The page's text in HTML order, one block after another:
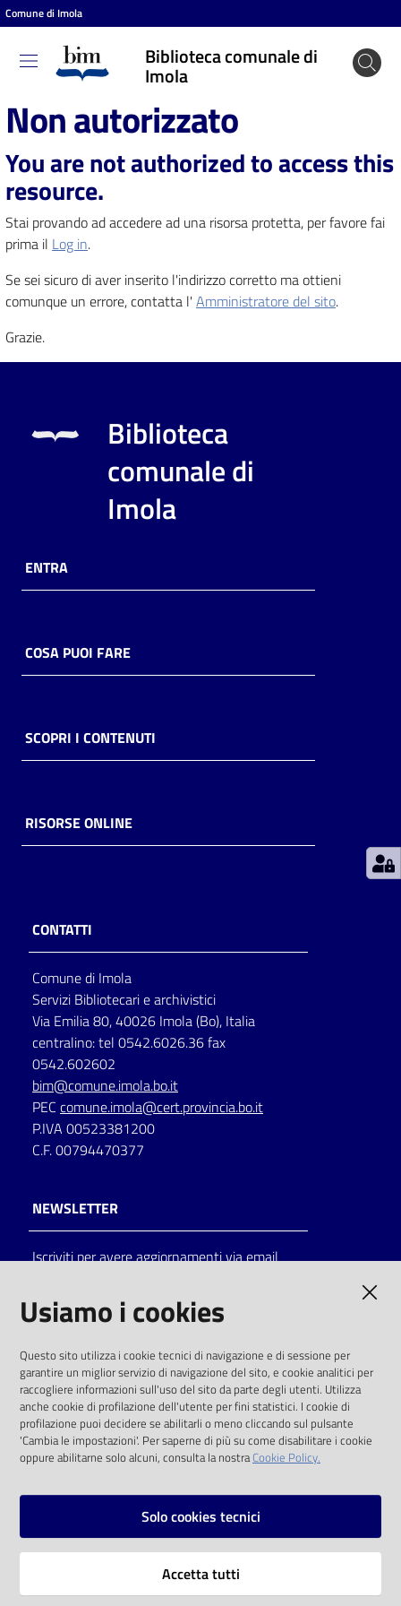
Vai al contenuto
Vai alla navigazione
Vai al footer
Comune di Imola
Biblioteca comunale di
Imola
Biblioteca
comunale
di Imola
Entra
Cosa
puoi
fare
contenuti
Casa
Piani
Archivio
storico
Patto
Seguici
su
Catalogo
on line
Eventi
Chiedi al
bibliotecario
Avvisi
Orari
Non autorizzato
You are not authorized to access this
resource.
Stai provando ad accedere ad una risorsa protetta, per favore fai
prima il Log in.
Se sei sicuro di aver inserito l'indirizzo corretto ma ottieni
comunque un errore, contatta l' Amministratore del sito.
Grazie.
Biblioteca
comunale di
Imola
ENTRA
COSA PUOI FARE
SCOPRI I CONTENUTI
RISORSE ONLINE
CONTATTI
Comune di Imola
Servizi Bibliotecari e archivistici
Via Emilia 80, 40026 Imola (Bo), Italia
centralino: tel 0542.6026.36 fax
0542.602602
bim@comune.imola.bo.it
PEC comune.imola@cert.provincia.bo.it
P.IVA 00523381200
C.F. 00794470377
NEWSLETTER
Iscriviti per avere aggiornamenti via email
solo alle condizioni previste dalla direttiva
comunitaria 2003/98/CE e dal d.lgs. 36/2006
SOCIAL
Instagram
Vai alla pagina
Usiamo i cookies
Questo sito utilizza i cookie tecnici di navigazione e di sessione per
garantire un miglior servizio di navigazione del sito, e cookie analitici per
raccogliere informazioni sull'uso del sito da parte degli utenti. Utilizza
anche cookie di profilazione dell'utente per fini statistici. I cookie di
profilazione puoi decidere se abilitarli o meno cliccando sul pulsante
'Cambia le impostazioni'. Per saperne di più su come disabilitare i cookie
oppure abilitarne solo alcuni, consulta la nostraCookie Policy.
Solo cookies tecnici
Accetta tutti